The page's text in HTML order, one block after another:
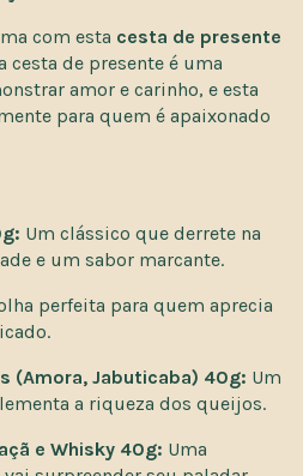
com esta cesta de presente
cesta de presente é uma
amor e carinho, e esta
para quem é apaixonado
Um clássico que derrete na
e um sabor marcante.
perfeita para quem aprecia
(Amora, Jabuticaba) 40g: Um
a riqueza dos queijos.
e Whisky 40g: Uma